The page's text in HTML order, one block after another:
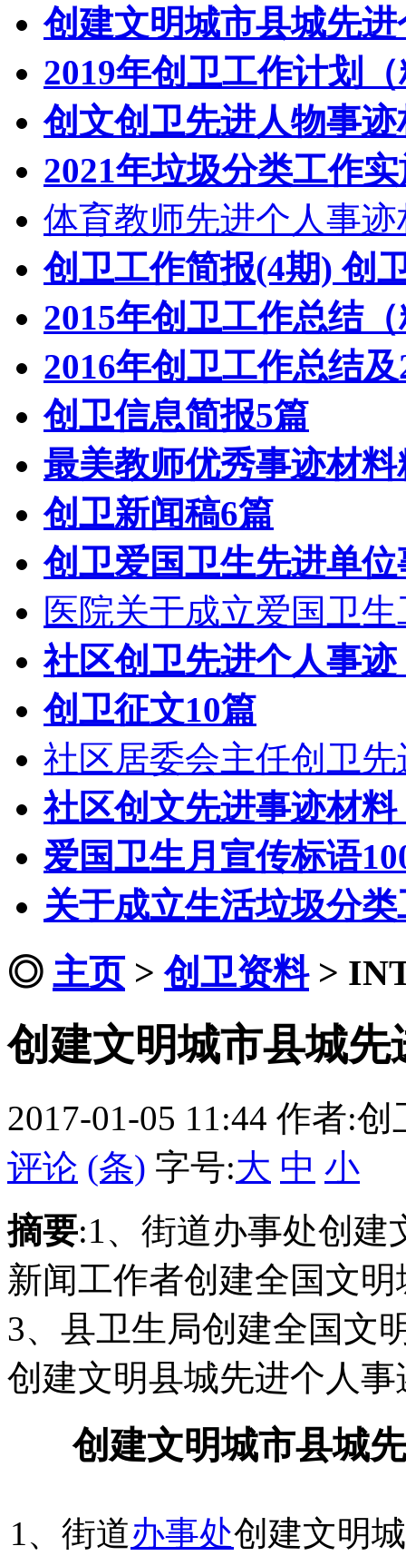
创建文明城市县城先
2019年创卫工作计划
创文创卫先进人物事
2021年垃圾分类工作
体育教师先进个人事
创卫工作简报(4期) 创
2015年创卫工作总结
2016年创卫工作总结
创卫信息简报5篇
最美教师优秀事迹材
创卫新闻稿6篇
创卫爱国卫生先进单
医院关于成立爱国卫
社区创卫先进个人事
创卫征文10篇
社区居委会主任创卫
社区创文先进事迹材
爱国卫生月宣传标语
关于成立生活垃圾分
◎ 主页> 创卫资料>
创建文明城市县城
2017-01-05 11:44 作者:创
评论 (条) 字号:大 中 小
摘要:1、街道办事处创建
新闻工作者创建全国文
3、县卫生局创建全国文
创建文明县城先进个人事
创建文明城市县城
1、街道办事处创建文明